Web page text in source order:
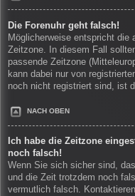
Die Forenuhr geht falsch!
Möglicherweise entspricht die
Zeitzone. In diesem Fall
passende Zeitzone
kann dabei nur von
noch nicht registriert sind, ist
NACH OBEN
Ich habe die Zeitzone
noch falsch!
Wenn Sie sich sicher sind,
und die Zeit trotzdem noch
vermutlich falsch.